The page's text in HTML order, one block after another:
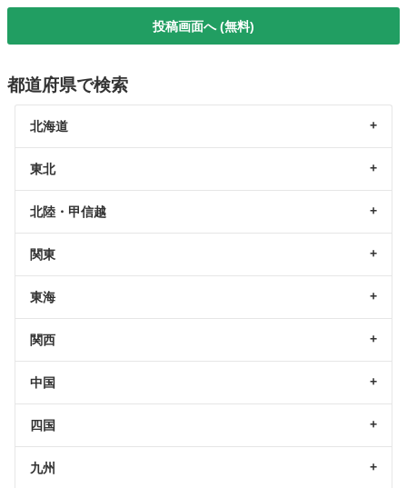
投稿画面へ (無料)
都道府県で検索
北海道
東北
北陸・甲信越
関東
東海
関西
中国
四国
九州